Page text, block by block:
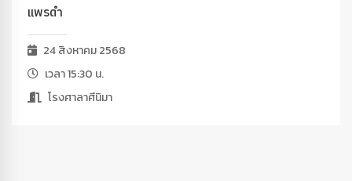
แพรดำ
24 สิงหาคม 2568
เวลา 15:30 น.
โรงศาลาศีนิมา